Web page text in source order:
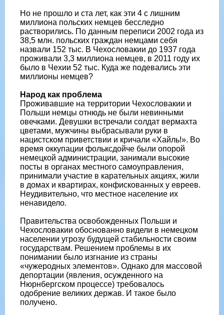
Но не прошло и ста лет, как эти 4 с лишним
миллиона польских немцев бесследно
растворились. По данным переписи 2002 года из
38,5 млн. польских граждан немцами себя
назвали 152 тыс. В Чехословакии до 1937 года
проживали 3,3 миллиона немцев, в 2011 году их
было в Чехии 52 тыс. Куда же подевались эти
миллионы немцев?
Народ как проблема
Проживавшие на территории Чехословакии и
Польши немцы отнюдь не были невинными
овечками. Девушки встречали солдат вермахта
цветами, мужчины выбрасывали руки в
нацистском приветствии и кричали «Хайль!». Во
время оккупации фольксдойче были опорой
немецкой администрации, занимали высокие
посты в органах местного самоуправления,
принимали участие в карательных акциях, жили
в домах и квартирах, конфискованных у евреев.
Неудивительно, что местное население их
ненавидело.
Правительства освобожденных Польши и
Чехословакии обоснованно видели в немецком
населении угрозу будущей стабильности своим
государствам. Решением проблемы в их
понимании было изгнание из страны
«чужеродных элементов». Однако для массовой
депортации (явления, осужденного на
Нюрнбергском процессе) требовалось
одобрение великих держав. И такое было
получено.